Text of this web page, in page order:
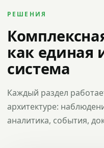
РЕШЕНИЯ
как единая
система
Каждый раздел
архитектуре:
аналитика, события,